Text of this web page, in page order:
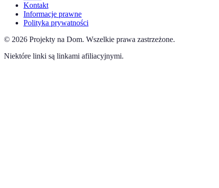
Kontakt
Informacje prawne
Polityka prywatności
© 2026 Projekty na Dom. Wszelkie prawa zastrzeżone.
Niektóre linki są linkami afiliacyjnymi.